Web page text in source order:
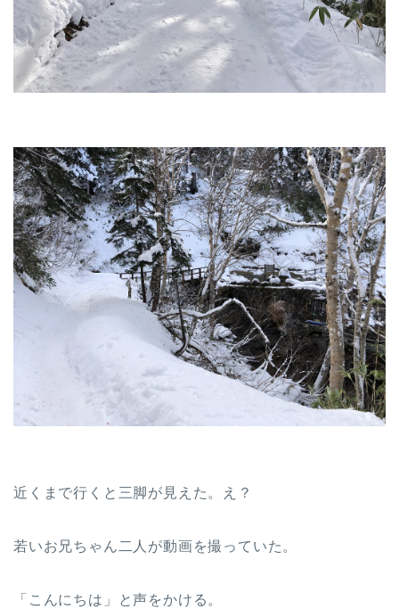
近くまで行くと三脚が見えた。え？
若いお兄ちゃん二人が動画を撮っていた。
「こんにちは」と声をかける。